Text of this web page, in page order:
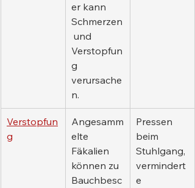
er kann
Schmerzen
und
Verstopfun
g
verursache
n.
Verstopfun
g
Angesamm
elte
Fäkalien
können zu
Bauchbesc
Pressen
beim
Stuhlgang,
vermindert
e